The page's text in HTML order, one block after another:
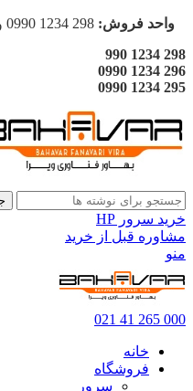
واحد فروش:
298 1234 990
296 1234 0990
295 1234 0990
خرید سرور HP
مشاوره قبل از خرید
منو
000 265 41 021
خانه
فروشگاه
سرور